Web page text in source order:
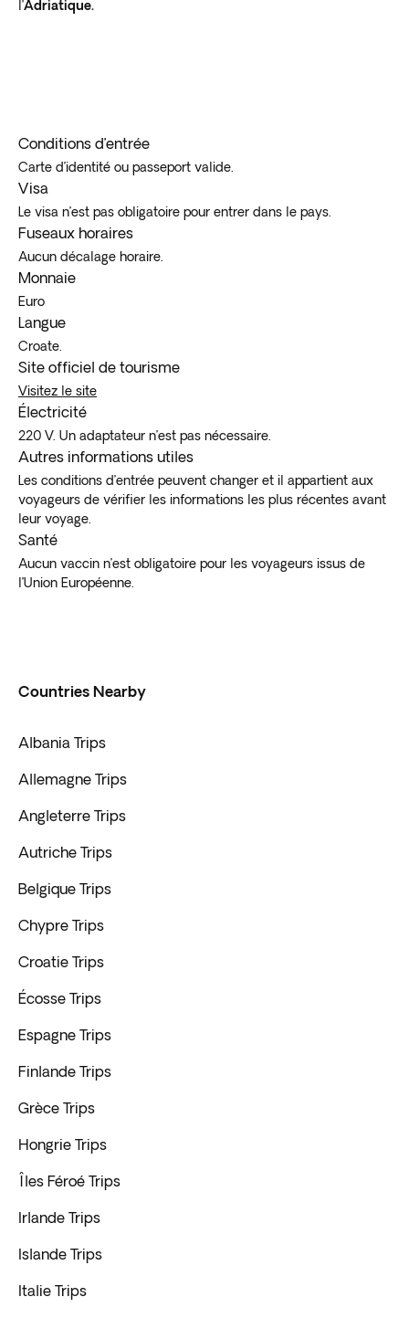
l’Adriatique.
Conditions d’entrée
Carte d’identité ou passeport valide.
Visa
Le visa n’est pas obligatoire pour entrer dans le pays.
Fuseaux horaires
Aucun décalage horaire.
Monnaie
Euro
Langue
Croate.
Site officiel de tourisme
Visitez le site
Électricité
220 V. Un adaptateur n’est pas nécessaire.
Autres informations utiles
Les conditions d’entrée peuvent changer et il appartient aux
voyageurs de vérifier les informations les plus récentes avant
leur voyage.
Santé
Aucun vaccin n’est obligatoire pour les voyageurs issus de
l’Union Européenne.
Countries Nearby
Albania Trips
Allemagne Trips
Angleterre Trips
Autriche Trips
Belgique Trips
Chypre Trips
Croatie Trips
Écosse Trips
Espagne Trips
Finlande Trips
Grèce Trips
Hongrie Trips
Îles Féroé Trips
Irlande Trips
Islande Trips
Italie Trips